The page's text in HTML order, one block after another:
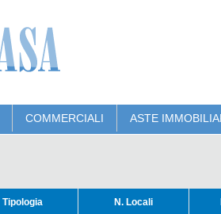
COMMERCIALI ASTE
Tipologia N. Locali